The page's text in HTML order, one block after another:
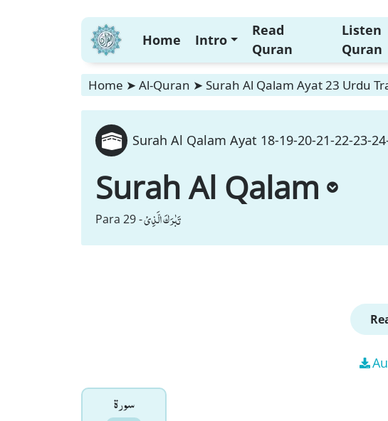
Home Intro
Read
Quran
Listen
Quran
Home ➤ Al-Quran ➤ Surah Al Qalam Ayat 23 Urdu
Surah Al Qalam Ayat 18-19-20-21-22-23-
Surah Al Qalam
Para 29 -تَبٰرَكَ الَّذِیْ
سورۃ